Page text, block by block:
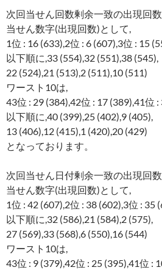
次回当せん回数剰余一致の出現回
当せん数字(出現回数)として,
1位 : 16 (633),2位 : 6 (607),3位 : 15
以下順に,33 (554),32 (551),38 (545),
22 (524),21 (513),2 (511),10 (511)
ワースト10は,
43位 : 29 (384),42位 : 17 (389),41位 :
以下順に,40 (399),25 (402),9 (405),
13 (406),12 (415),1 (420),20 (429)
となっております。
次回当せん日付剰余一致の出現回
当せん数字(出現回数)として,
1位 : 42 (607),2位 : 38 (602),3位 : 35
以下順に,32 (586),21 (584),2 (575),
27 (569),33 (568),6 (550),16 (544)
ワースト10は,
43位 : 9 (379),42位 : 25 (395),41位 :